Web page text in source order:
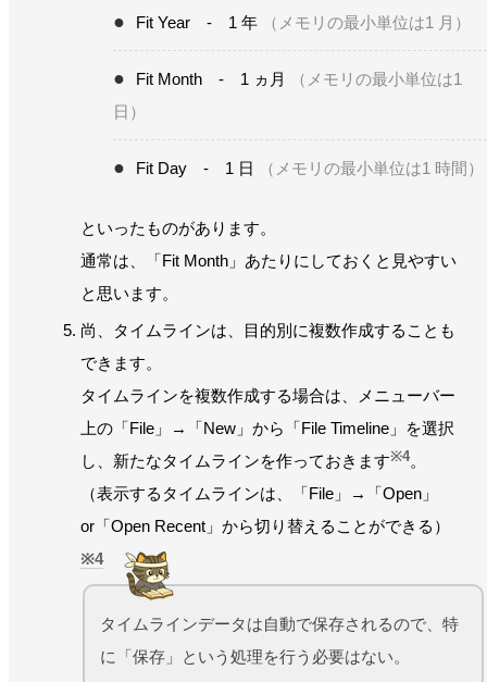
Fit Year - 1 年 （メモリの最小単位は1 月）
Fit Month - 1 ヵ月
（メモリの最小単位は1
日）
Fit Day - 1 日 （メモリの最小単位は1 時間）
といったものがあります。
通常は、「Fit Month」あたりにしておくと見やすい
と思います。
尚、タイムラインは、目的別に複数作成することも
できます。
タイムラインを複数作成する場合は、メニューバー
上の「File」→「New」から「File Timeline」を選択
し、新たなタイムラインを作っておきます※4。
（表示するタイムラインは、「File」→「Open」
or「Open Recent」から切り替えることができる）
4
タイムラインデータは自動で保存されるので、特
に「保存」という処理を行う必要はない。